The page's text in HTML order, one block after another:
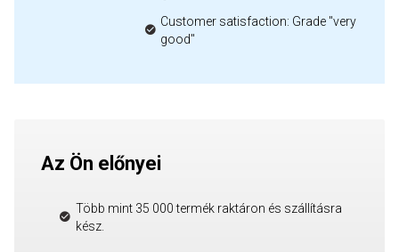
Customer satisfaction: Grade "very
good"
Az Ön előnyei
Több mint 35 000 termék raktáron és szállításra
kész.